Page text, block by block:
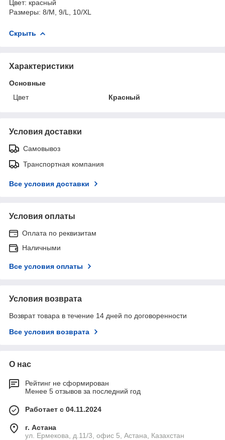
Цвет: красный
Размеры: 8/M, 9/L, 10/XL
Скрыть
Характеристики
Основные
Цвет
Красный
Условия доставки
Самовывоз
Транспортная компания
Все условия доставки
Условия оплаты
Оплата по реквизитам
Наличными
Все условия оплаты
Условия возврата
Возврат товара в течение 14 дней по договоренности
Все условия возврата
О нас
Рейтинг не сформирован
Менее 5 отзывов за последний год
Работает с 04.11.2024
г. Астана
ул. Ермекова, д.11/3, офис 5, Астана, Казахстан